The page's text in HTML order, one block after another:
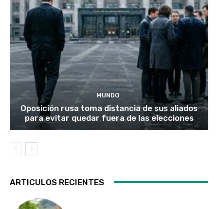
MUNDO
Oposición rusa toma distancia de sus aliados
para evitar quedar fuera de las elecciones
ARTICULOS RECIENTES